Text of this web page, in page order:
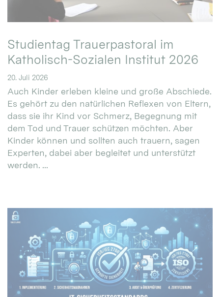
Studientag Trauerpastoral im
Katholisch-Sozialen Institut 2026
20. Juli 2026
Auch Kinder erleben kleine und große Abschiede.
Es gehört zu den natürlichen Reflexen von Eltern,
dass sie ihr Kind vor Schmerz, Begegnung mit
dem Tod und Trauer schützen möchten. Aber
Kinder können und sollten auch trauern, sagen
Experten, dabei aber begleitet und unterstützt
werden. ...